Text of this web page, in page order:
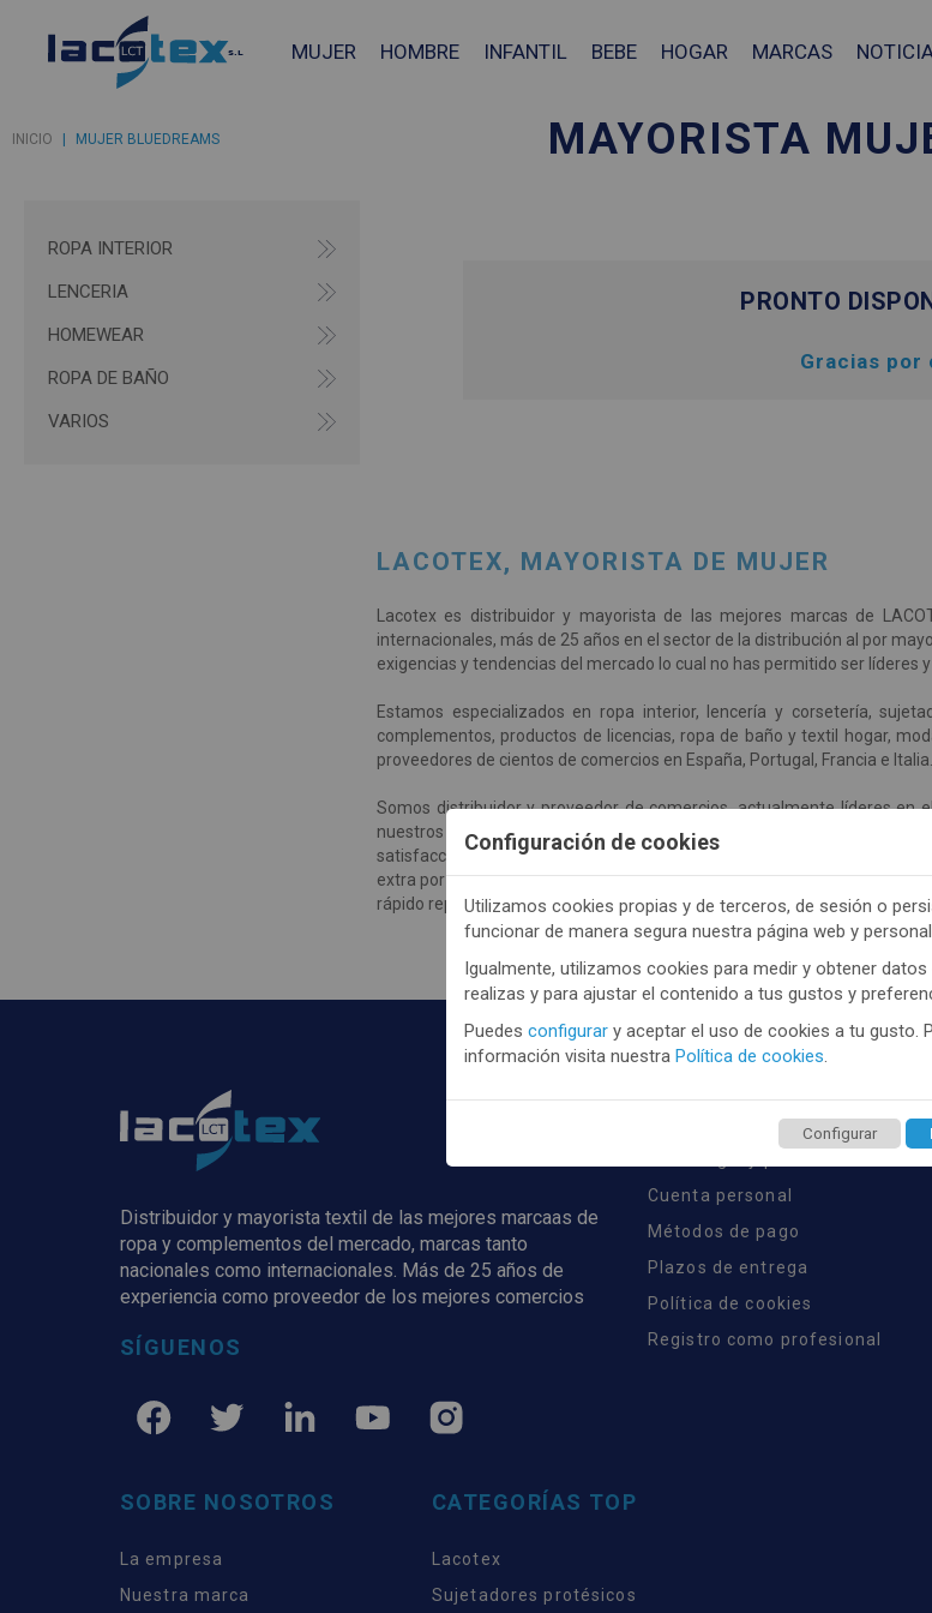
MUJER HOMBRE INFANTIL BEBE HOGAR MARCAS
INICIO MUJER BLUEDREAMS MAYORISTA
ROPA INTERIOR
LENCERIA
HOMEWEAR
ROPA DE BAÑO
VARIOS
PRONTO
Gracias
LACOTEX, MAYORISTA DE MUJER
Lacotex es distribuidor y mayorista de las mejores marcas de
internacionales, más de 25 años en el sector de la distribución al por
exigencias y tendencias del mercado lo cual no has permitido ser líderes
Estamos especializados en ropa interior, lencería y corsetería,
complementos, productos de licencias, ropa de baño y textil hogar,
proveedores de cientos de comercios en España, Portugal, Francia e Italia.
Somos distribuidor y proveedor de comercios, actualmente líderes en
nuestros clientes y de esta web para compras online cómodas,
satisfacción y comodidad del cliente, por eso disponemos de cerca de
extra por temporada, para que nuestro cliente no tenga que comprar
rápido reponer sus existencias.
Distribuidor y mayorista textil de las mejores marcaas de
ropa y complementos del mercado, marcas tanto
nacionales como internacionales. Más de 25 años de
experiencia como proveedor de los mejores comercios
SÍGUENOS
CLIENTES
Cuenta personal
Métodos de pago
Plazos de entrega
Política de cookies
Registro como profesional
SOBRE NOSOTROS
La empresa
Nuestra marca
CATEGORÍAS TOP
Lacotex
Sujetadores protésicos
Configuración de cookies
Utilizamos cookies propias y de terceros, de sesión o
funcionar de manera segura nuestra página web y
Igualmente, utilizamos cookies para medir y obtener datos
realizas y para ajustar el contenido a tus gustos y
Puedes configurar y aceptar el uso de cookies a tu gusto.
información visita nuestra Política de cookies.
Configurar